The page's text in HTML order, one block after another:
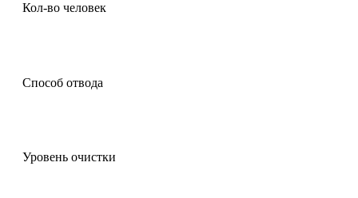
Кол-во человек
Способ отвода
Уровень очистки